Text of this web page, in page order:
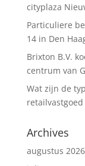
cityplaza
Particuliere
14 in Den
Brixton B.V.
centrum van
Wat zijn de
Archives
augustus 2026